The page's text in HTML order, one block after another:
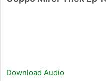
Download Audio